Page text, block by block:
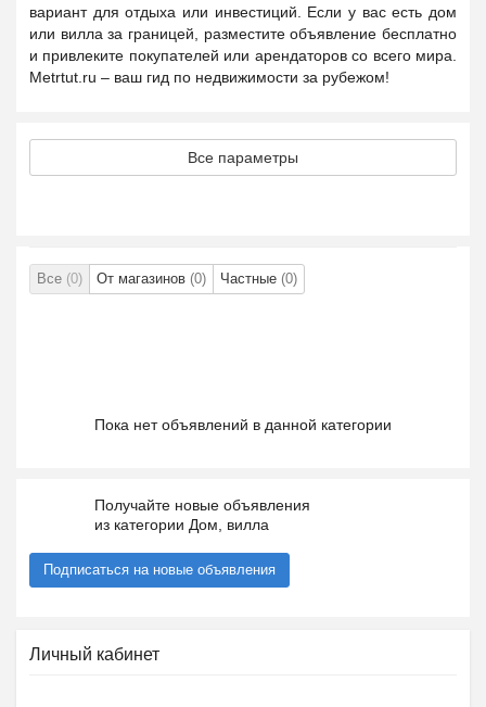
вариант для отдыха или инвестиций. Если у вас есть дом
или вилла за границей, разместите объявление бесплатно
и привлеките покупателей или арендаторов со всего мира.
Metrtut.ru – ваш гид по недвижимости за рубежом!
Все параметры
Все (0) От магазинов (0) Частные (0)
Пока нет объявлений в данной категории
Получайте новые объявления
из категории Дом, вилла
Подписаться на новые объявления
Личный кабинет